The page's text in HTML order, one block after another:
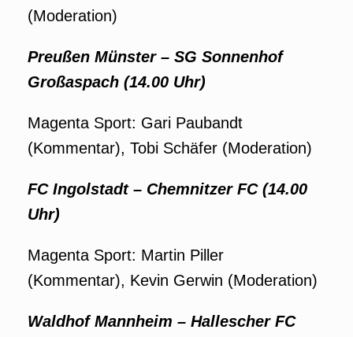
(Moderation)
Preußen Münster – SG Sonnenhof
Großaspach (14.00 Uhr)
Magenta Sport: Gari Paubandt
(Kommentar), Tobi Schäfer (Moderation)
FC Ingolstadt– Chemnitzer FC (14.00
Uhr)
Magenta Sport: Martin Piller
(Kommentar), Kevin Gerwin (Moderation)
Waldhof Mannheim – Hallescher FC